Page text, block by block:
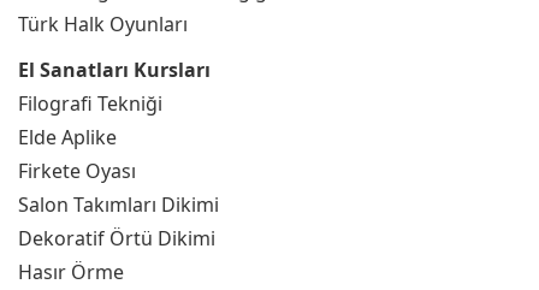
Türk Halk Oyunları
El Sanatları Kursları
Filografi Tekniği
Elde Aplike
Firkete Oyası
Salon Takımları Dikimi
Dekoratif Örtü Dikimi
Hasır Örme